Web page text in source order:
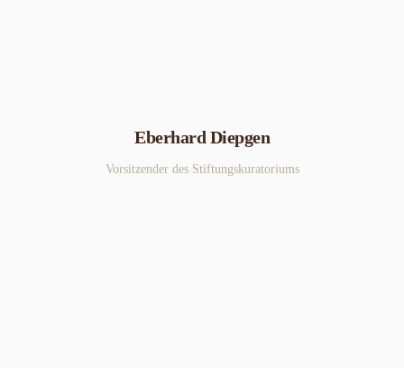
Eberhard Diepgen
Vorsitzender des Stiftungskuratoriums